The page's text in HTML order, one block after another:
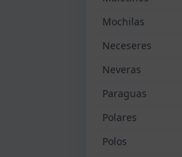
Mochilas
Neceseres
Neveras
Paraguas
Polares
Polos